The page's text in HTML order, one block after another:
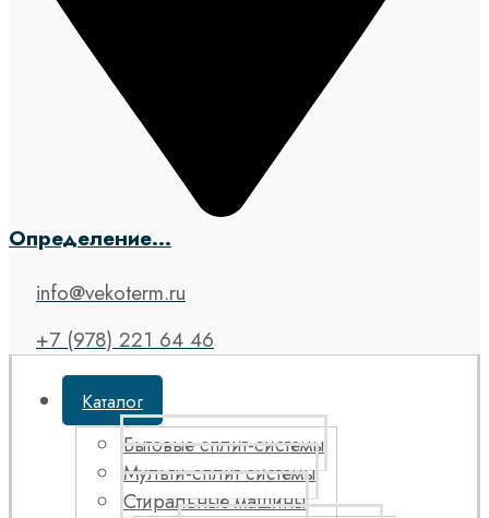
Определение...
info@vekoterm.ru
+7 (978) 221 64 46
Каталог
Бытовые сплит-системы
Мульти-сплит системы
Стиральные машины